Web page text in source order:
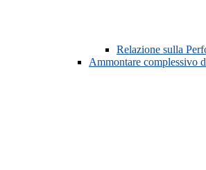
Relazione sulla
Ammontare complessivo